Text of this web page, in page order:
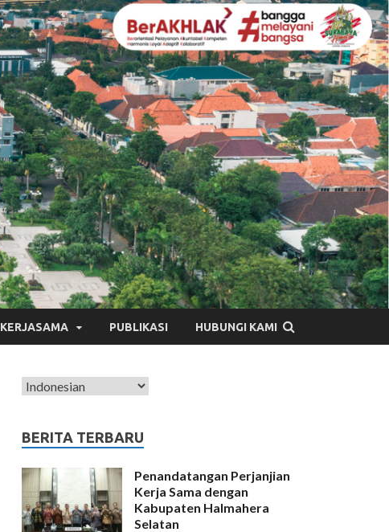
KERJASAMA PUBLIKASI HUBUNGI KAMI
BERITA TERBARU
Penandatangan Perjanjian
Kerja Sama dengan
Kabupaten Halmahera
Selatan